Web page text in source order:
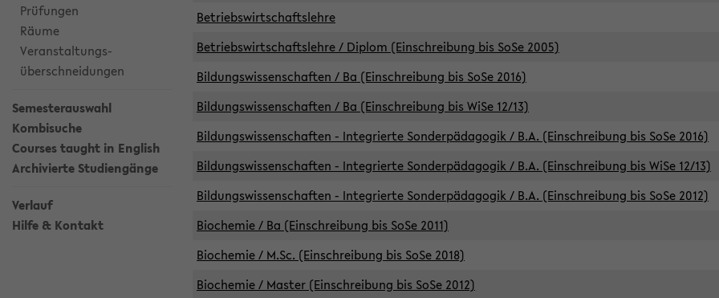
Prüfungen
Räume
Veranstaltungs-
überschneidungen
Semesterauswahl
Kombisuche
Courses taught in English
Archivierte Studiengänge
Verlauf
Hilfe & Kontakt
Betriebswirtschaftslehre
Betriebswirtschaftslehre / Diplom (Einschreibung bis SoSe 2005)
Bildungswissenschaften / Ba (Einschreibung bis SoSe 2016)
Bildungswissenschaften / Ba (Einschreibung bis WiSe 12/13)
Bildungswissenschaften - Integrierte Sonderpädagogik / B.A. (Einschreibung bis SoSe 2016)
Bildungswissenschaften - Integrierte Sonderpädagogik / B.A. (Einschreibung bis WiSe 12/13)
Bildungswissenschaften - Integrierte Sonderpädagogik / B.A. (Einschreibung bis SoSe 2012)
Biochemie / Ba (Einschreibung bis SoSe 2011)
Biochemie / M.Sc. (Einschreibung bis SoSe 2018)
Biochemie / Master (Einschreibung bis SoSe 2012)